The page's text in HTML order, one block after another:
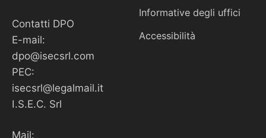
Contatti DPO
E-mail:
dpo@isecsrl.com
PEC:
isecsrl@legalmail.it
I.S.E.C. Srl
Mail:
Informative degli uffici
Accessibilità